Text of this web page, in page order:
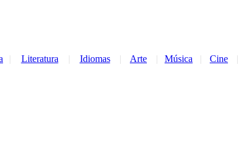
| Literatura | Idiomas | Arte | Música | Cine |